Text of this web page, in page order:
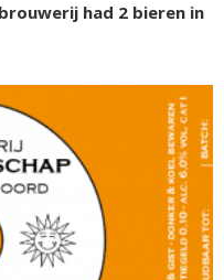
had 2 bieren in